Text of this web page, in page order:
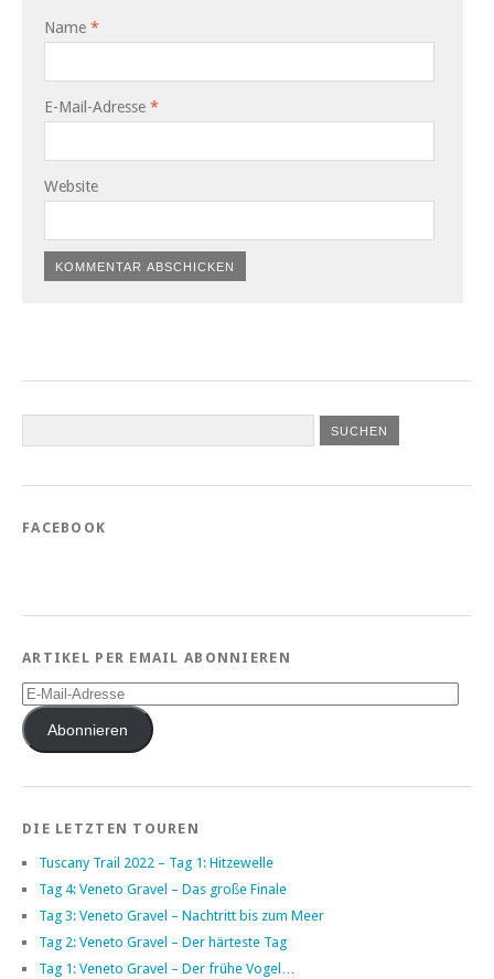
Name *
E-Mail-Adresse *
Website
FACEBOOK
ARTIKEL PER EMAIL ABONNIEREN
E-
Mail-
AdresseAbonnieren
DIE LETZTEN TOUREN
Tuscany Trail 2022 – Tag 1: Hitzewelle
Tag 4: Veneto Gravel – Das große Finale
Tag 3: Veneto Gravel – Nachtritt bis zum Meer
Tag 2: Veneto Gravel – Der härteste Tag
Tag 1: Veneto Gravel – Der frühe Vogel…